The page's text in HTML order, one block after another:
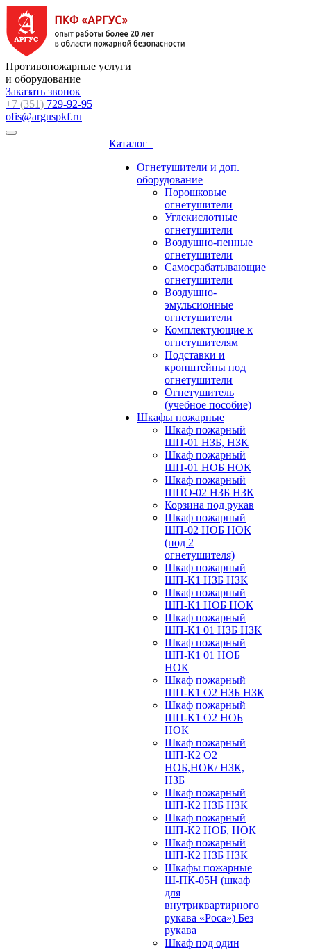
Противопожарные услуги
и оборудование
Заказать звонок
+7 (351) 729-92-95
ofis@arguspkf.ru
Каталог
Огнетушители и доп.
оборудование
Порошковые
огнетушители
Углекислотные
огнетушители
Воздушно-пенные
огнетушители
Самосрабатывающие
огнетушители
Воздушно-
эмульсионные
огнетушители
Комплектующие к
огнетушителям
Подставки и
кронштейны под
огнетушители
Огнетушитель
(учебное пособие)
Шкафы пожарные
Шкаф пожарный
ШП-01 НЗБ, НЗК
Шкаф пожарный
ШП-01 НОБ НОК
Шкаф пожарный
ШПО-02 НЗБ НЗК
Корзина под рукав
Шкаф пожарный
ШП-02 НОБ НОК
(под 2
огнетушителя)
Шкаф пожарный
ШП-К1 НЗБ НЗК
Шкаф пожарный
ШП-К1 НОБ НОК
Шкаф пожарный
ШП-К1 01 НЗБ НЗК
Шкаф пожарный
ШП-К1 01 НОБ
НОК
Шкаф пожарный
ШП-К1 О2 НЗБ НЗК
Шкаф пожарный
ШП-К1 О2 НОБ
НОК
Шкаф пожарный
ШП-К2 О2
НОБ,НОК/ НЗК,
НЗБ
Шкаф пожарный
ШП-К2 НЗБ НЗК
Шкаф пожарный
ШП-К2 НОБ, НОК
Шкаф пожарный
ШП-К2 НЗБ НЗК
Шкафы пожарные
Ш-ПК-05Н (шкаф
для
внутриквартирного
рукава «Роса») Без
рукава
Шкаф под один